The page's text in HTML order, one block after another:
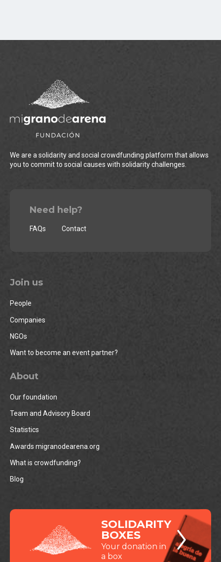
We are a solidarity and social crowdfunding platform that allows
you to commit to social causes with solidarity challenges.
Need help?
FAQs Contact
Join us
People
Companies
NGOs
Want to become an event partner?
About
Our foundation
Team and Advisory Board
Statistics
Awards migranodearena.org
What is crowdfunding?
Blog
SOLIDARITY
BOXES
Your donation in
a box